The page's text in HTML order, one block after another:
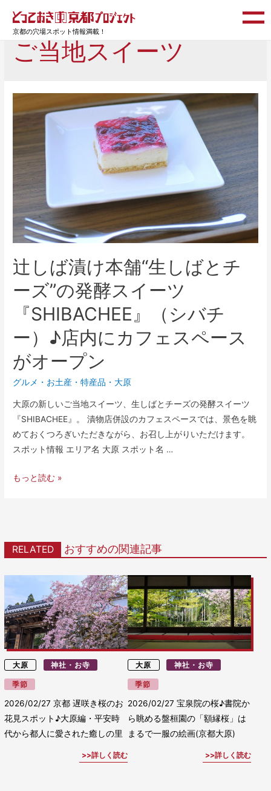
京都の穴場スポット情報満載！
ご当地スイーツ
辻しば漬け本舗“生しばとチ
ーズ”の発酵スイーツ
『SHIBACHEE』（シバチ
ー）♪店内にカフェスペース
がオープン
グルメ ・ お土産・特産品 ・ 大原
大原の新しいご当地スイーツ、生しばとチーズの発酵スイーツ
『SHIBACHEE』。 漬物店併設のカフェスペースでは、景色を眺
めておくつろぎいただきながら、お召し上がりいただけます。
スポット情報 エリア名 大原 スポット名 …
もっと読む »
RELATED おすすめの関連記事
大原 神社・お寺
季節
2026/02/27京都 遅咲き桜のお
花見スポット♪大原編・平安時
代から都人に愛された癒しの里
詳しく読む
大原 神社・お寺
季節
2026/02/27 宝泉院の桜♪書院か
ら眺める盤桓園の「額縁桜」は
まるで一服の絵画(京都大原)
詳しく読む